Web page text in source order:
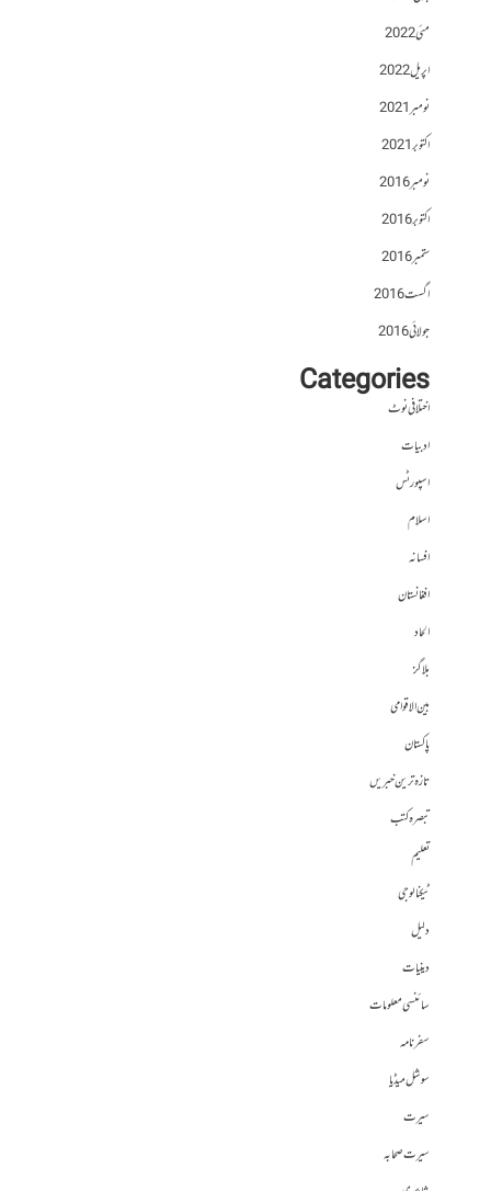
مئی 2022
اپریل 2022
نومبر 2021
اکتوبر 2021
نومبر 2016
اکتوبر 2016
ستمبر 2016
اگست 2016
جولائی 2016
Categories
اختلافی نوٹ
ادبیات
اسپورٹس
اسلام
افسانہ
افغانستان
الحاد
بلاگز
بین الاقوامی
پاکستان
تازہ ترین خبریں
تبصرہ کتب
تعلیم
ٹیکنالوجی
دلیل
دینیات
سائنسی معلومات
سفرنامہ
سوشل میڈیا
سیرت
سیرت صحابہ